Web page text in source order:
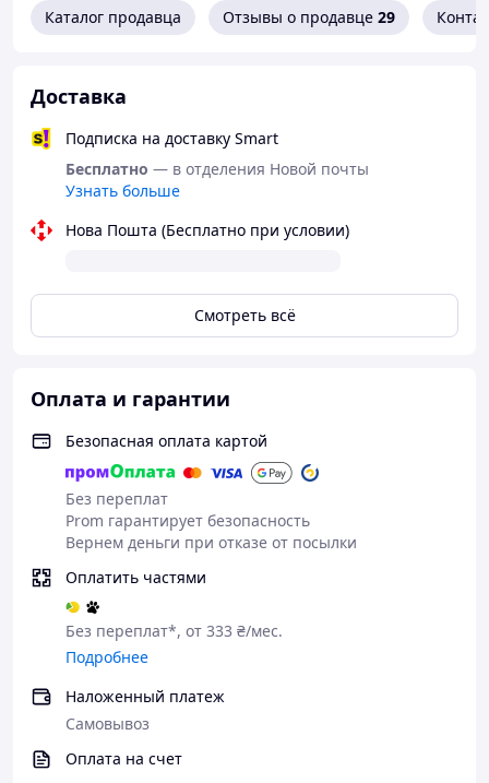
неперевершено.
Телефонуйте +38 (067) 967 22 08
Як придбати Товар в інтернет магазині
"Скарбниця-Карпат"?
замовленн
дзвінка
я
Чому варто купувати Товар в
нашому інтернет-магазині?
Якість
Оригінальність
Індивідуальний дизайн
Каталог продавца Отзывы о продавце 29
Доставка
Подписка на доставку Smart
Бесплатно — в отделения Новой почты
Узнать больше
Нова Пошта (Бесплатно при условии)
Смотреть всё
Оплата и гарантии
Безопасная оплата картой
Без переплат
Prom гарантирует безопасность
Вернем деньги при отказе от посылки
Оплатить частями
Без переплат*, от 333 ₴/мес.
Подробнее
Наложенный платеж
Самовывоз
Оплата на счет